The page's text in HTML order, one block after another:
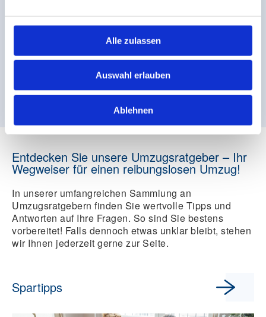
Alle zulassen
Auswahl erlauben
Ablehnen
Ratenzahlung mit Klarna
Entdecken Sie unsere Umzugsratgeber – Ihr
Wegweiser für einen reibungslosen Umzug!
In unserer umfangreichen Sammlung an
Umzugsratgebern finden Sie wertvolle Tipps und
Antworten auf Ihre Fragen. So sind Sie bestens
vorbereitet! Falls dennoch etwas unklar bleibt, stehen
wir Ihnen jederzeit gerne zur Seite.
Spartipps